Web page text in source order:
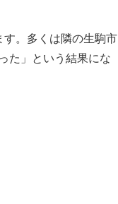
。多くは隣の生駒市
た」という結果にな